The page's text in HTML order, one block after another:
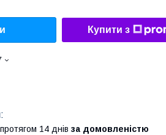
Купити з
14 днів за домовленістю